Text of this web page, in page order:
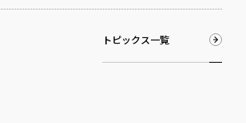
トピックス一覧